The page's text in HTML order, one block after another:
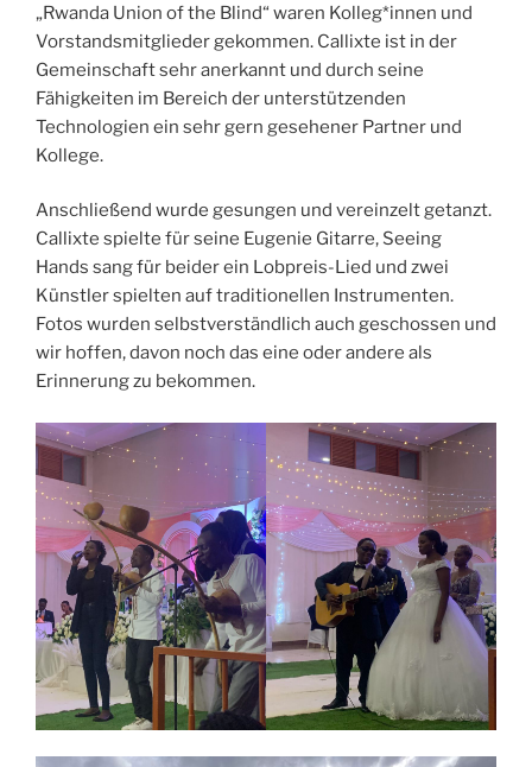
„Rwanda Union of the Blind“ waren Kolleg*innen und
Vorstandsmitglieder gekommen. Callixte ist in der
Gemeinschaft sehr anerkannt und durch seine
Fähigkeiten im Bereich der unterstützenden
Technologien ein sehr gern gesehener Partner und
Kollege.
Anschließend wurde gesungen und vereinzelt getanzt.
Callixte spielte für seine Eugenie Gitarre, Seeing
Hands sang für beider ein Lobpreis-Lied und zwei
Künstler spielten auf traditionellen Instrumenten.
Fotos wurden selbstverständlich auch geschossen und
wir hoffen, davon noch das eine oder andere als
Erinnerung zu bekommen.